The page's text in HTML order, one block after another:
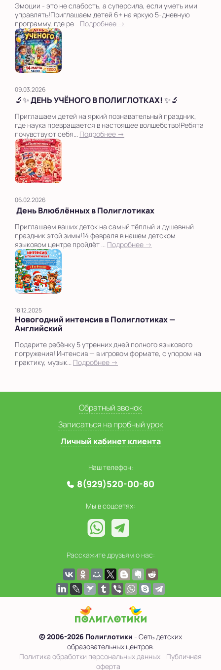
Эмоции - это не слабость, а суперсила, если уметь ими
управлять!Приглашаем детей 6+ на яркую 5-дневную
программу, где ре... Подробнее →
09.03.2026
🔬✨ ДЕНЬ УЧЁНОГО В ПОЛИГЛОТКАХ! ✨🔬
Приглашаем детей на яркий познавательный праздник,
где наука превращается в настоящее волшебство!Ребята
почувствуют себя... Подробнее →
06.02.2026
День Влюблённых в Полиглотиках
Приглашаем ваших деток на самый тёплый и душевный
праздник этой зимы!14 февраля в нашем детском
языковом центре пройдёт ... Подробнее →
18.12.2025
Новогодний интенсив в Полиглотиках —
Английский
Подарите ребёнку 5 утренних дней полного языкового
погружения! Интенсив — в игровом формате, с упором на
практику, музык... Подробнее →
Обратный звонок
Записаться на пробный урок
Личный кабинет клиента
Наш телефон:
8(929)520-00-80
Мы в соцсетях:
Расскажите друзьям о нас:
© 2006-2026 Полиглотики - Сеть детских
образовательных центров.
Политика обработки персональных данных
Публичная
оферта